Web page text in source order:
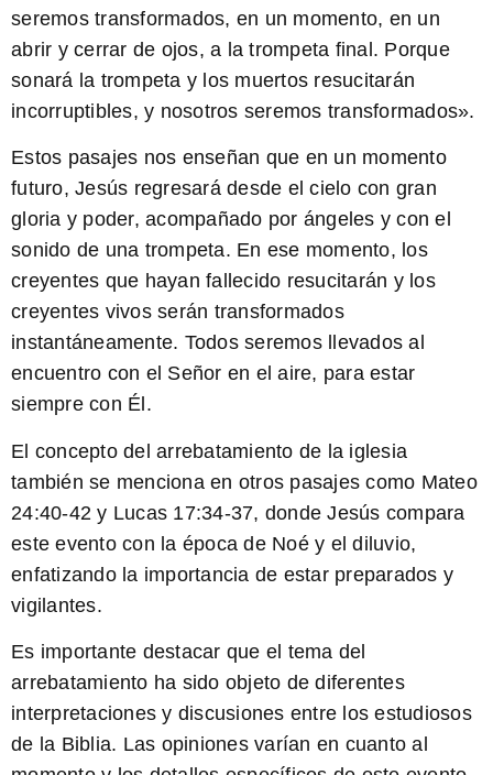
seremos transformados, en un momento, en un
abrir y cerrar de ojos, a la trompeta final. Porque
sonará la trompeta y los muertos resucitarán
incorruptibles, y nosotros seremos transformados».
Estos pasajes nos enseñan que en un momento
futuro, Jesús regresará desde el cielo con gran
gloria y poder, acompañado por ángeles y con el
sonido de una trompeta. En ese momento, los
creyentes que hayan fallecido resucitarán y los
creyentes vivos serán transformados
instantáneamente. Todos seremos llevados al
encuentro con el Señor en el aire, para estar
siempre con Él.
El concepto del arrebatamiento de la iglesia
también se menciona en otros pasajes como Mateo
24:40-42 y Lucas 17:34-37, donde Jesús compara
este evento con la época de Noé y el diluvio,
enfatizando la importancia de estar preparados y
vigilantes.
Es importante destacar que el tema del
arrebatamiento ha sido objeto de diferentes
interpretaciones y discusiones entre los estudiosos
de la Biblia. Las opiniones varían en cuanto al